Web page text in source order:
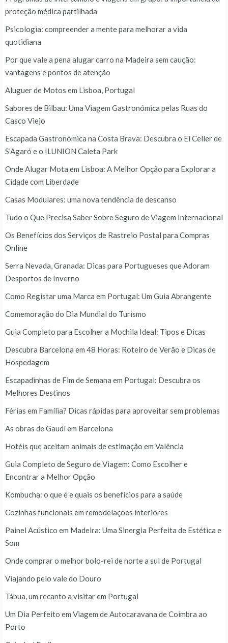
proteção médica partilhada
Psicologia: compreender a mente para melhorar a vida
quotidiana
Por que vale a pena alugar carro na Madeira sem caução:
vantagens e pontos de atenção
Aluguer de Motos em Lisboa, Portugal
Sabores de Bilbau: Uma Viagem Gastronómica pelas Ruas do
Casco Viejo
Escapada Gastronómica na Costa Brava: Descubra o El Celler de
S’Agaró e o ILUNION Caleta Park
Onde Alugar Mota em Lisboa: A Melhor Opção para Explorar a
Cidade com Liberdade
Casas Modulares: uma nova tendência de descanso
Tudo o Que Precisa Saber Sobre Seguro de Viagem Internacional
Os Benefícios dos Serviços de Rastreio Postal para Compras
Online
Serra Nevada, Granada: Dicas para Portugueses que Adoram
Desportos de Inverno
Como Registar uma Marca em Portugal: Um Guia Abrangente
Comemoração do Dia Mundial do Turismo
Guia Completo para Escolher a Mochila Ideal: Tipos e Dicas
Descubra Barcelona em 48 Horas: Roteiro de Verão e Dicas de
Hospedagem
Escapadinhas de Fim de Semana em Portugal: Descubra os
Melhores Destinos
Férias em Família? Dicas rápidas para aproveitar sem problemas
As obras de Gaudí em Barcelona
Hotéis que aceitam animais de estimação em Valência
Guia Completo de Seguro de Viagem: Como Escolher e
Encontrar a Melhor Opção
Kombucha: o que é e quais os benefícios para a saúde
Cozinhas funcionais em remodelações interiores
Painel Acústico em Madeira: Uma Sinergia Perfeita de Estética e
Som
Onde comprar o melhor bolo-rei de norte a sul de Portugal
Viajando pelo vale do Douro
Tábua, um recanto a visitar em Portugal
Um Dia Perfeito em Viagem de Autocaravana de Coimbra ao
Porto